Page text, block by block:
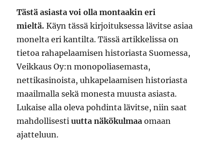
Tästä asiasta voi olla montaakin eri
mieltä.Käyn tässä kirjoituksessa lävitse asiaa
monelta eri kantilta. Tässä artikkelissa on
tietoa rahapelaamisen historiasta Suomessa,
Veikkaus Oy:n monopoliasemasta,
nettikasinoista, uhkapelaamisen historiasta
maailmalla sekä monesta muusta asiasta.
Lukaise alla oleva pohdinta lävitse, niin saat
mahdollisestiuutta näkökulmaa omaan
ajatteluun.